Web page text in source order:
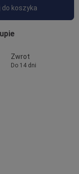
do koszyka
Zwrot
Do 14 dni